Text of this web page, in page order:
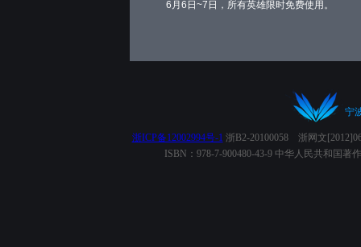
6月6日~7日，所有英雄限时免费使用。
宁
浙ICP备12002994号-1 浙B2-20100058 浙网文
ISBN：978-7-900480-43-9 中华人民共和国